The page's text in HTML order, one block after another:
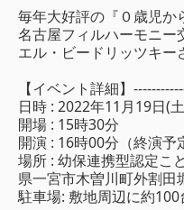
毎年大好評の『０歳児か
名古屋フィルハーモニー
エル・ビードリッツキー
【イベント詳細】
日時 : 2022年11月19日(
開場 : 15時30分
開演 : 16時00分（終演予
場所 : 幼保連携型認定
県一宮市木曽川町外割田
駐車場: 敷地周辺に約100